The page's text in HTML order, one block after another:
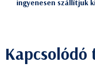
ingyenesen szállítjuk
Kapcsolódó